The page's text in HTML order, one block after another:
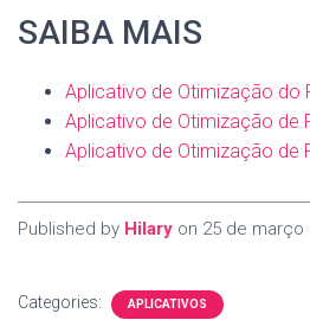
SAIBA MAIS
Aplicativo de Otimização do
Aplicativo de Otimização de
Aplicativo de Otimização de
Published by Hilary on 25 de março
Categories: APLICATIVOS